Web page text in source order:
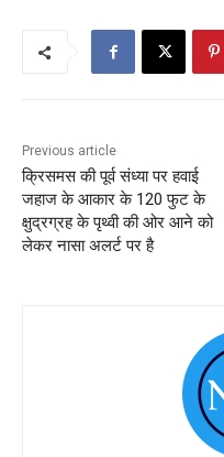
Previous article
क्रिसमस की पूर्व संध्या पर हवाई
जहाज के आकार के 120 फुट के
क्षुद्रग्रह के पृथ्वी की ओर आने को
लेकर नासा अलर्ट पर है